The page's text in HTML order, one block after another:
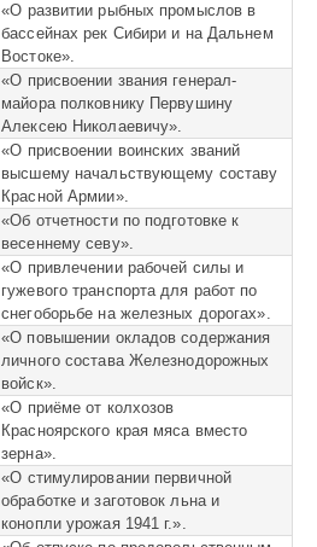
«О развитии рыбных промыслов в
бассейнах рек Сибири и на Дальнем
Востоке».
«О присвоении звания генерал-
майора полковнику Первушину
Алексею Николаевичу».
«О присвоении воинских званий
высшему начальствующему составу
Красной Армии».
«Об отчетности по подготовке к
весеннему севу».
«О привлечении рабочей силы и
гужевого транспорта для работ по
снегоборьбе на железных дорогах».
«О повышении окладов содержания
личного состава Железнодорожных
войск».
«О приёме от колхозов
Красноярского края мяса вместо
зерна».
«О стимулировании первичной
обработке и заготовок льна и
конопли урожая 1941 г.».